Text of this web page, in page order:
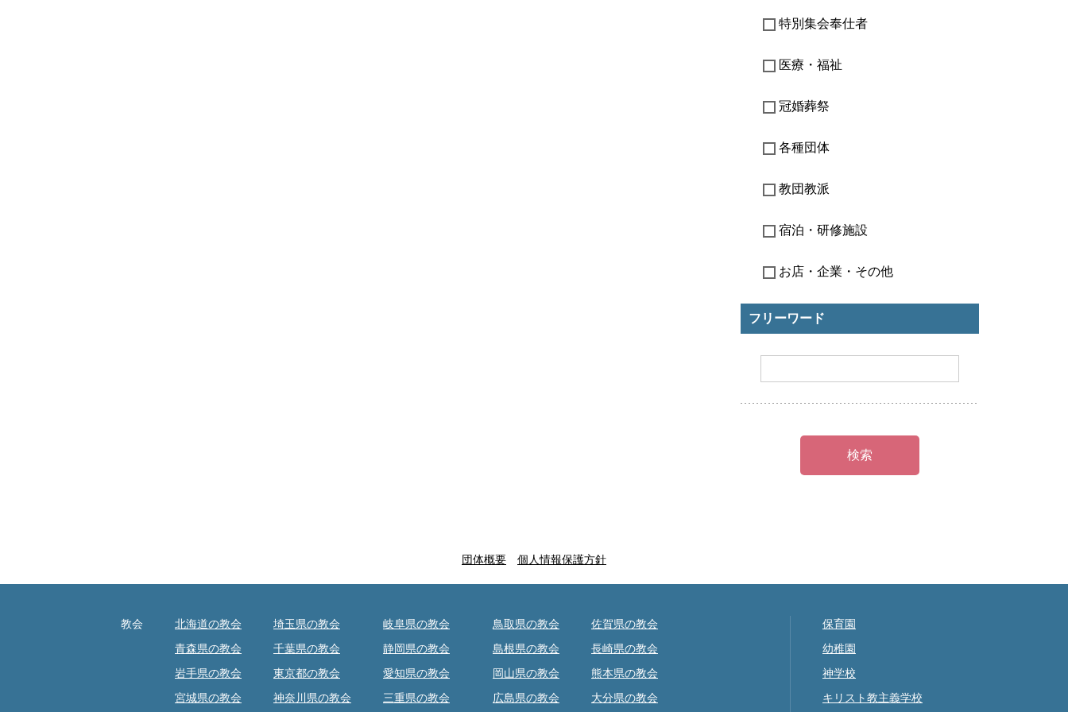
特別集会奉仕者
医療・福祉
冠婚葬祭
各種団体
教団教派
宿泊・研修施設
お店・企業・その他
フリーワード
団体概要 個人情報保護方針
教会 北海道の教会
青森県の教会
岩手県の教会
宮城県の教会
埼玉県の教会
千葉県の教会
東京都の教会
神奈川県の教会
岐阜県の教会
静岡県の教会
愛知県の教会
三重県の教会
鳥取県の教会
島根県の教会
岡山県の教会
広島県の教会
佐賀県の教会
長崎県の教会
熊本県の教会
大分県の教会
保育園
幼稚園
神学校
キリスト教主義学校